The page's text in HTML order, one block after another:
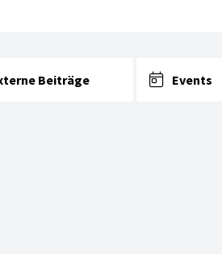
Beiträge Events